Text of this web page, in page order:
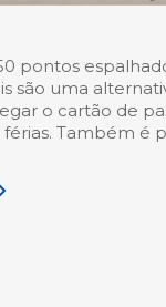
pontos
são uma
o cartão de
Também é